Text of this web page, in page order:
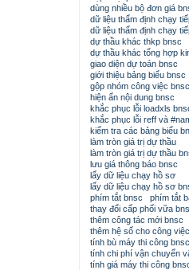
dùng nhiều bộ đơn giá
dữ liệu thẩm định chạy
dữ liệu thẩm định chạy
dự thầu khác thkp bnsc
dự thầu khác tổng hợp
giao diện dự toán bnsc
giới thiệu bảng biểu bnsc
gộp nhóm công việc bnsc
hiện ẩn nội dung bnsc
khắc phục lỗi loadxls
khắc phục lỗi reff và
kiểm tra các bảng biểu
làm tròn giá trị dự thầu
làm tròn giá trị dự thầu
lưu giá thông báo bnsc
lấy dữ liệu chạy hồ sơ
lấy dữ liệu chạy hồ sơ
phím tắt bnsc
phím tắt
thay đổi cấp phối vữa
thêm công tác mới bnsc
thêm hệ số cho công
tính bù máy thi công bnsc
tính chi phí vận chuyển
tính giá máy thi công